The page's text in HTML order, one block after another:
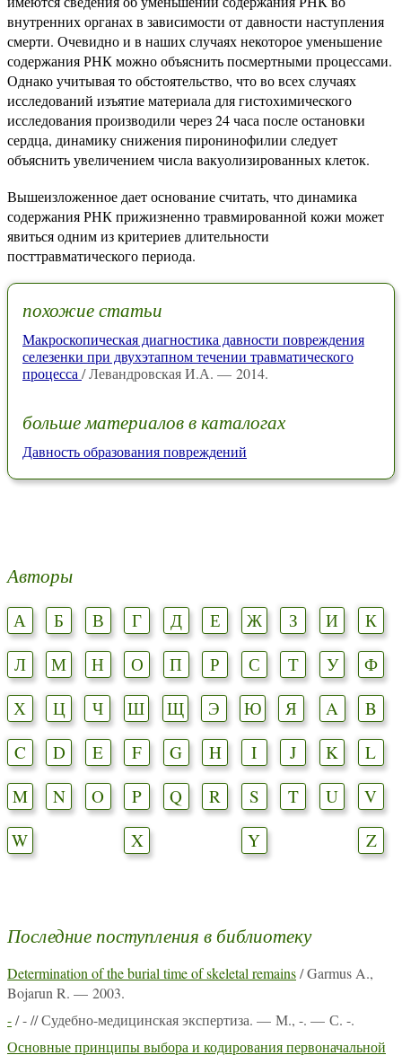
внутренних органах в зависимости от давности наступления
смерти. Очевидно и в наших случаях некоторое уменьшение
содержания РНК можно объяснить посмертными процессами.
Однако учитывая то обстоятельство, что во всех случаях
исследований изъятие материала для гистохимического
исследования производили через 24 часа после остановки
сердца, динамику снижения пиронинофилии следует
объяснить увеличением числа вакуолизированных клеток.
Вышеизложенное дает основание считать, что динамика
содержания РНК прижизненно травмированной кожи может
явиться одним из критериев длительности
посттравматического периода.
похожие статьи
Макроскопическая диагностика давности повреждения
селезенки при двухэтапном течении травматического
процесса/ Левандровская И.А. — 2014.
больше материалов в каталогах
Давность образования повреждений
Авторы
А Б В Г Д Е Ж З И
К
Л
М Н О П Р С Т У
Ф
Х
Ц Ч Ш Щ Э Ю Я A
B
C
D E F G H I J K
L
M
N O P Q R S T U
V
W
X Y Z
Последние поступления в библиотеку
Determination of the burial time of skeletal remains/ Garmus A.,
Bojarun R. — 2003.
-/ - // Судебно-медицинская экспертиза. — М., -. — С. -.
Основные принципы выбора и кодирования первоначальной